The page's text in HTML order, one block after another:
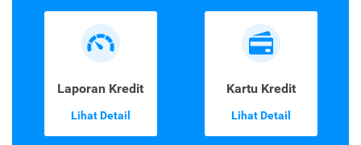
Laporan Kredit
Lihat Detail
Kartu Kredit
Lihat Detail